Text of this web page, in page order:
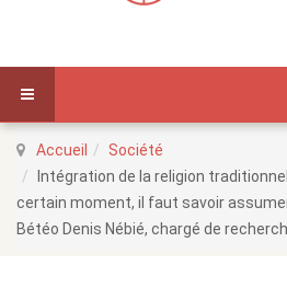
Accueil
Société
Intégration de la religion
certain moment, il faut savoir
Bétéo Denis Nébié, chargé de